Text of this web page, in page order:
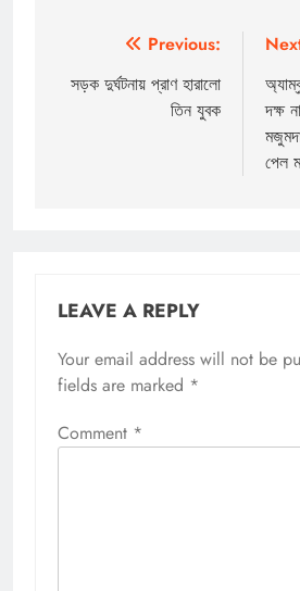
navigation
Previous:
সড়ক দুর্ঘটনায় প্রাণ হারালো
তিন যুবক
দক্ষ
পেল
LEAVE A REPLY
Your email address will not be
fields are marked *
Comment *